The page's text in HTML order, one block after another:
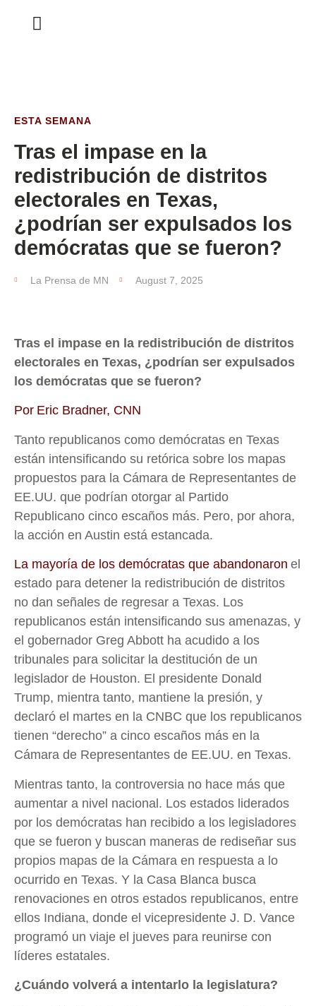
ESTA SEMANA
Tras el impase en la
redistribución de distritos
electorales en Texas,
¿podrían ser expulsados los
demócratas que se fueron?
La Prensa de MN August 7, 2025
Tras el impase en la redistribución de distritos
electorales en Texas, ¿podrían ser expulsados
los demócratas que se fueron?
Por Eric Bradner, CNN
Tanto republicanos como demócratas en Texas
están intensificando su retórica sobre los mapas
propuestos para la Cámara de Representantes de
EE.UU. que podrían otorgar al Partido
Republicano cinco escaños más. Pero, por ahora,
la acción en Austin está estancada.
La mayoría de los demócratas que abandonaron el
estado para detener la redistribución de distritos
no dan señales de regresar a Texas. Los
republicanos están intensificando sus amenazas, y
el gobernador Greg Abbott ha acudido a los
tribunales para solicitar la destitución de un
legislador de Houston. El presidente Donald
Trump, mientra tanto, mantiene la presión, y
declaró el martes en la CNBC que los republicanos
tienen “derecho” a cinco escaños más en la
Cámara de Representantes de EE.UU. en Texas.
Mientras tanto, la controversia no hace más que
aumentar a nivel nacional. Los estados liderados
por los demócratas han recibido a los legisladores
que se fueron y buscan maneras de rediseñar sus
propios mapas de la Cámara en respuesta a lo
ocurrido en Texas. Y la Casa Blanca busca
renovaciones en otros estados republicanos, entre
ellos Indiana, donde el vicepresidente J. D. Vance
programó un viaje el jueves para reunirse con
líderes estatales.
¿Cuándo volverá a intentarlo la legislatura?